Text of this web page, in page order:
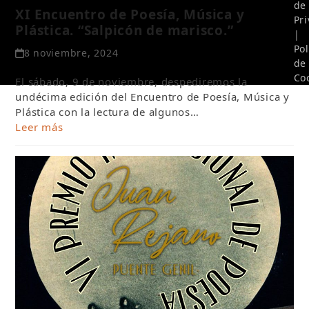
XI Encuentro de Poesía, Música y
Plástica. “Salpicón de marisco.”
8 noviembre, 2024
El sábado, 9 de noviembre, despediremos la
undécima edición del Encuentro de Poesía, Música y
Plástica con la lectura de algunos…
Leer más
de
|
de